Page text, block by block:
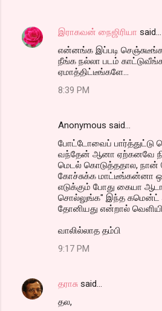
இராகவன் நைஜிரியா said…
என்னங்க இப்படி
நீங்க நல்லா படம்
ஏமாத்திட்டீங்களே...
8:39 PM
Anonymous said…
போட்டோவைப் பார்த்துட்டு
வந்தேன் ஆனா ஏற்கனவே
மெடல் கொடுத்ததால, நான்
கோச்சுக்க மாட்டீங்கன்னா
எடுக்கும் போது கையா
சொல்லுங்க" இந்த கமென்ட்
தோனியது என்றால்
வாலில்லாத தம்பி
9:17 PM
தராசு said…
தல,